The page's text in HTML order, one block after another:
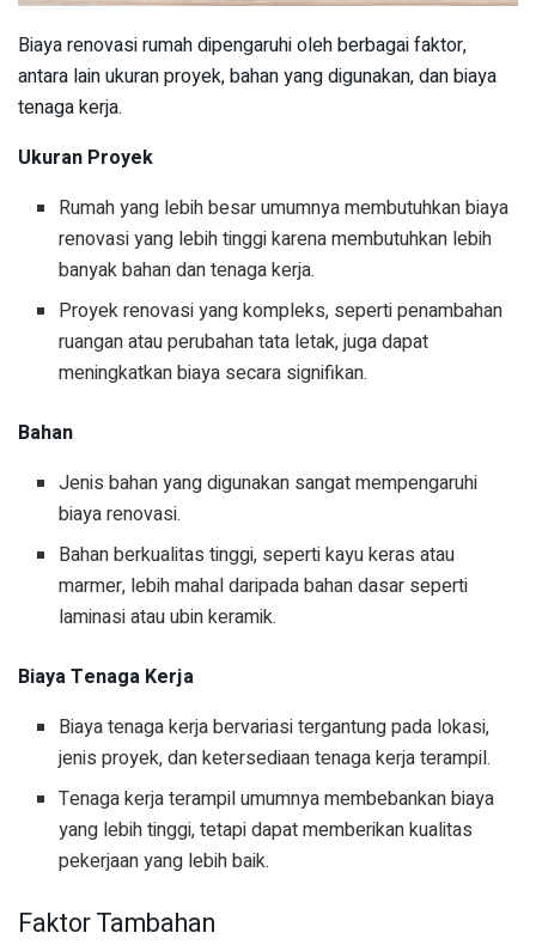
Biaya renovasi rumah dipengaruhi oleh berbagai faktor,
antara lain ukuran proyek, bahan yang digunakan, dan biaya
tenaga kerja.
Ukuran Proyek
Rumah yang lebih besar umumnya membutuhkan biaya
renovasi yang lebih tinggi karena membutuhkan lebih
banyak bahan dan tenaga kerja.
Proyek renovasi yang kompleks, seperti penambahan
ruangan atau perubahan tata letak, juga dapat
meningkatkan biaya secara signifikan.
Bahan
Jenis bahan yang digunakan sangat mempengaruhi
biaya renovasi.
Bahan berkualitas tinggi, seperti kayu keras atau
marmer, lebih mahal daripada bahan dasar seperti
laminasi atau ubin keramik.
Biaya Tenaga Kerja
Biaya tenaga kerja bervariasi tergantung pada lokasi,
jenis proyek, dan ketersediaan tenaga kerja terampil.
Tenaga kerja terampil umumnya membebankan biaya
yang lebih tinggi, tetapi dapat memberikan kualitas
pekerjaan yang lebih baik.
Faktor Tambahan